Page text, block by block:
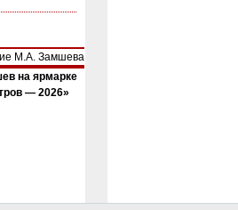
на ярмарке
— 2026»